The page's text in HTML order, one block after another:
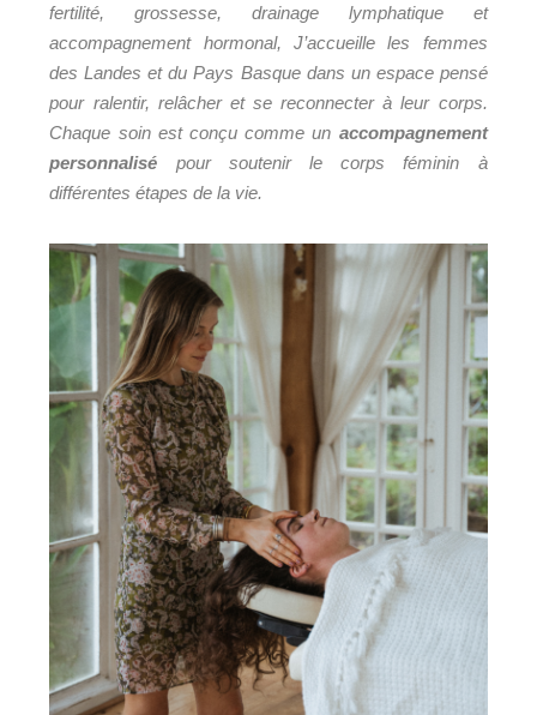
fertilité, grossesse, drainage lymphatique et
accompagnement hormonal, J’accueille les femmes
des Landes et du Pays Basque dans un espace pensé
pour ralentir, relâcher et se reconnecter à leur corps.
Chaque soin est conçu comme un accompagnement
personnalisé pour soutenir le corps féminin à
différentes étapes de la vie.